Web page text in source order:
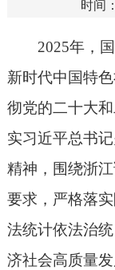
时间
2025年，国
新时代中国特
彻党的二十大
实习近平总书
精神，围绕浙
要求，严格落
法统计依法治
济社会高质量